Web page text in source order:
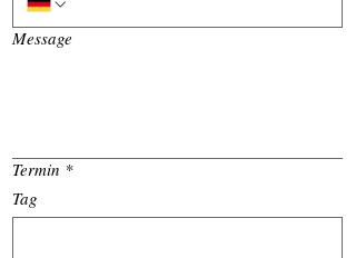
Message
Termin *
Tag